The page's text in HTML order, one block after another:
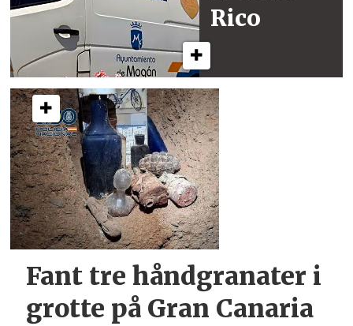
Rico
Fant tre håndgranater i
grotte på Gran Canaria